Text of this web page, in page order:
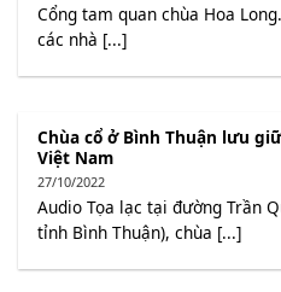
Cổng tam quan chùa Hoa
các nhà [...]
Chùa cổ ở Bình Thuận lưu
Việt Nam
27/10/2022
Audio Tọa lạc tại đường Trần
tỉnh Bình Thuận), chùa [...]